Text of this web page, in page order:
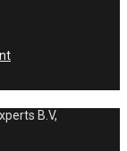
B.V,